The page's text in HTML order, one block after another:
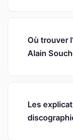
Où trouver
Alain
Les